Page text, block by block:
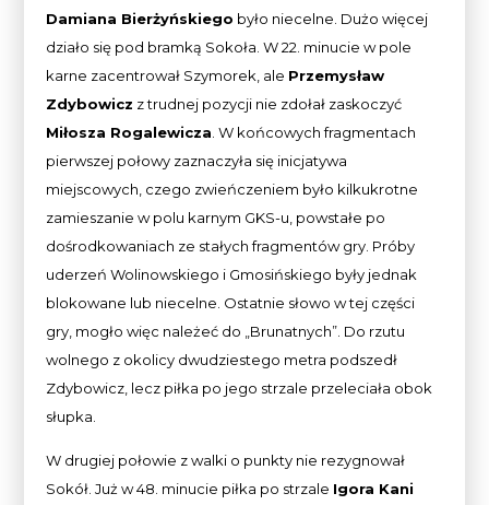
Damiana Bierżyńskiego było niecelne. Dużo więcej
działo się pod bramką Sokoła. W 22. minucie w pole
karne zacentrował Szymorek, ale Przemysław
Zdybowicz z trudnej pozycji nie zdołał zaskoczyć
Miłosza Rogalewicza . W końcowych fragmentach
pierwszej połowy zaznaczyła się inicjatywa
miejscowych, czego zwieńczeniem było kilkukrotne
zamieszanie w polu karnym GKS-u, powstałe po
dośrodkowaniach ze stałych fragmentów gry. Próby
uderzeń Wolinowskiego i Gmosińskiego były jednak
blokowane lub niecelne. Ostatnie słowo w tej części
gry, mogło więc należeć do „Brunatnych”. Do rzutu
wolnego z okolicy dwudziestego metra podszedł
Zdybowicz, lecz piłka po jego strzale przeleciała obok
słupka.
W drugiej połowie z walki o punkty nie rezygnował
Sokół. Już w 48. minucie piłka po strzale Igora Kani